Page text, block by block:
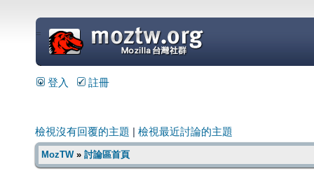
=
登入 註冊
檢視沒有回覆的主題 檢視最近討論的主題
MozTW» 討論區首頁